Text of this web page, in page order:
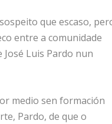
sospeito que escaso,
entre a comunidade
Luis Pardo nun
medio sen formación
Pardo, de que o